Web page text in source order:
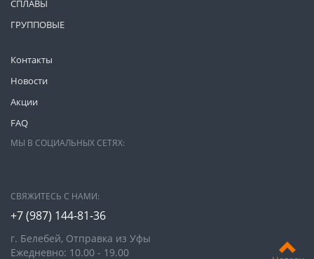
Контакты
Новости
Акции
FAQ
СПЛАВЫ
ГРУППОВЫЕ
МЫ В СОЦИАЛЬНЫХ СЕТЯХ:
СВЯЖИТЕСЬ С НАМИ:
+7 (987) 144-81-36
г. Белебей, Отправка из Уфы
Ежедневно: 10.00 - 19.00